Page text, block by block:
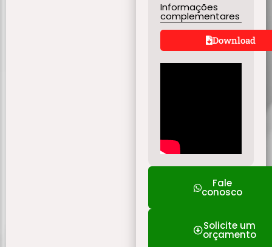
Informações
complementares
Download
Fale
conosco
Solicite um
orçamento